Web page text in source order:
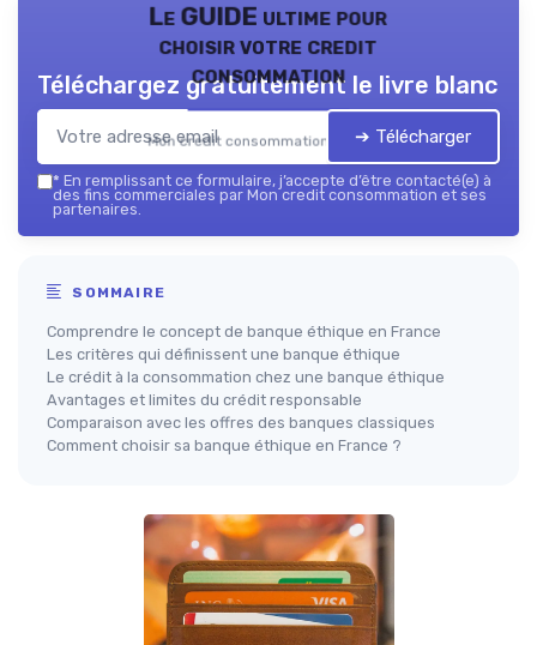
Le GUIDE ultime pour
choisir votre credit
consommation
Mon credit consommation — 2026
Téléchargez gratuitement le livre blanc
➔ Télécharger
* En remplissant ce formulaire, j’accepte d’être contacté(e) à
des fins commerciales par Mon credit consommation et ses
partenaires.
SOMMAIRE
Comprendre le concept de banque éthique en France
Les critères qui définissent une banque éthique
Le crédit à la consommation chez une banque éthique
Avantages et limites du crédit responsable
Comparaison avec les offres des banques classiques
Comment choisir sa banque éthique en France ?